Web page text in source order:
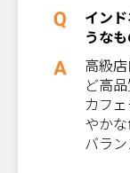
イン
うな
高級
ど高
カフ
やか
バラン